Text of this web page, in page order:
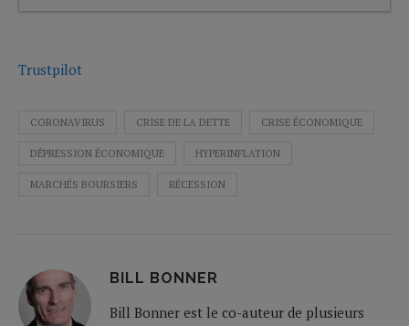
Trustpilot
CORONAVIRUS CRISE DE LA DETTE CRISE ÉCONOMIQUE
DÉPRESSION ÉCONOMIQUE HYPERINFLATION
MARCHÉS BOURSIERS RÉCESSION
BILL BONNER
Bill Bonner est le co-auteur de plusieurs